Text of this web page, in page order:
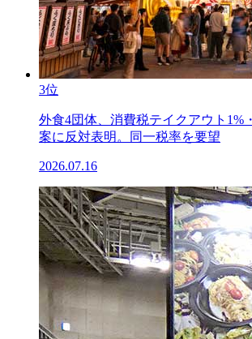
3位
外食4団体、消費税テイクアウト1%
案に反対表明。同一税率を要望
2026.07.16